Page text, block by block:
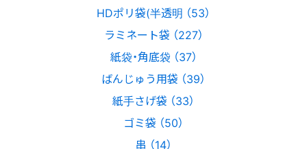
HDポリ袋(半透明 （53）
ラミネート袋 （227）
紙袋・角底袋 （37）
ばんじゅう用袋 （39）
紙手さげ袋 （33）
ゴミ袋 （50）
串 （14）